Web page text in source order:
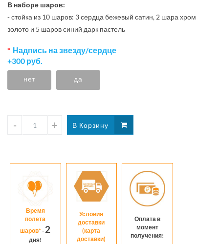
В наборе шаров:
- стойка из 10 шаров: 3 сердца бежевый сатин, 2 шара хром
золото и 5 шаров синий дарк пастель
Надпись на звезду/сердце
+300 руб.
нет да
Время
полета
шаров*- 2
дня!
Условия
доставки
(карта
доставки)
Оплата в
момент
получения!